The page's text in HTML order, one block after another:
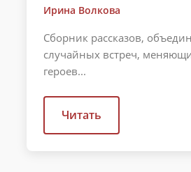
Ирина Волкова
Сборник рассказов,
случайных встреч,
героев...
Читать